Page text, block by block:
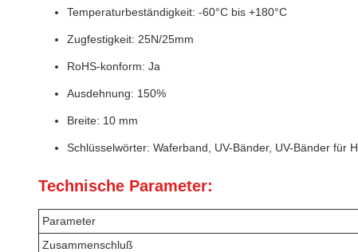
Temperaturbeständigkeit: -60°C bis +180°C
Zugfestigkeit: 25N/25mm
RoHS-konform: Ja
Ausdehnung: 150%
Breite: 10 mm
Schlüsselwörter: Waferband, UV-Bänder, UV-Bänder für
Technische Parameter:
Parameter
Zusammenschluß